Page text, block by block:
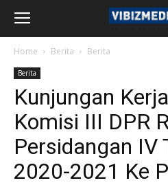
Home Berita Berita
Berita
Kunjungan
Komisi III DPR
Persidangan IV
2020-2021 Ke